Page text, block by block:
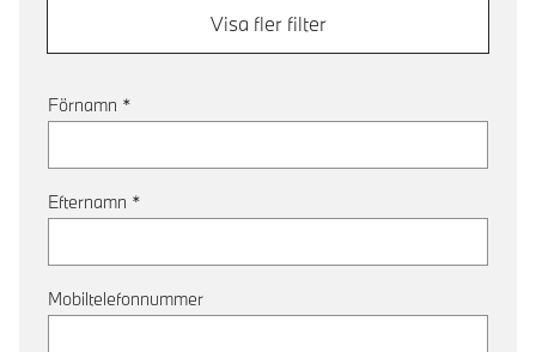
Visa fler filter
Förnamn *
Efternamn *
Mobiltelefonnummer